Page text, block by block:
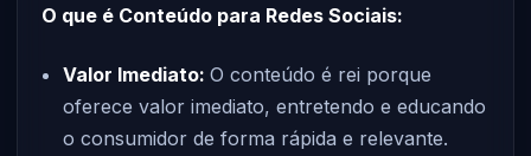
O que é Conteúdo para Redes Sociais:
Valor Imediato: O conteúdo é rei porque
oferece valor imediato, entretendo e educando
o consumidor de forma rápida e relevante.